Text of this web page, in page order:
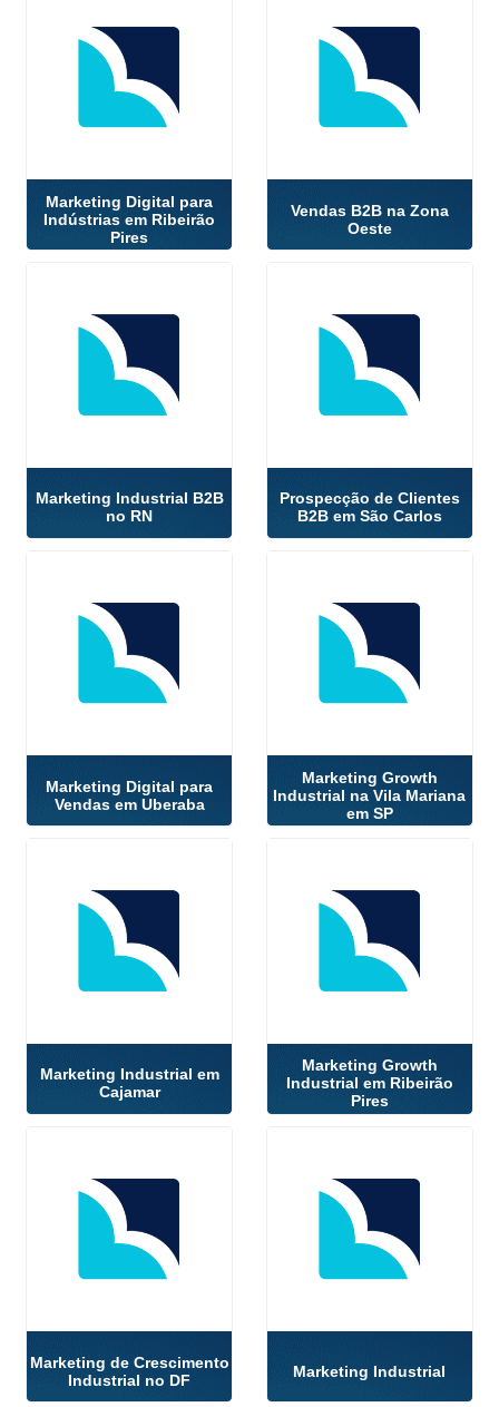
Marketing Digital para
Indústrias em Ribeirão
Pires
Vendas B2B na Zona
Oeste
Marketing Industrial B2B
no RN
Prospecção de Clientes
B2B em São Carlos
Marketing Digital para
Vendas em Uberaba
Marketing Growth
Industrial na Vila Mariana
em SP
Marketing Industrial em
Cajamar
Marketing Growth
Industrial em Ribeirão
Pires
Marketing de Crescimento
Industrial no DF
Marketing Industrial